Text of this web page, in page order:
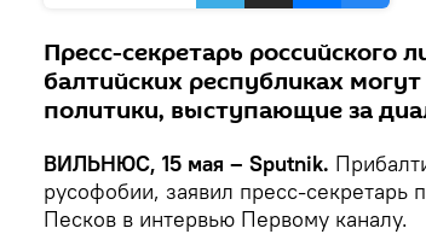
Пресс-секретарь российского
балтийских республиках
политики, выступающие за
ВИЛЬНЮС, 15 мая – Sputnik.
русофобии, заявил пресс-секретарь
Песков в интервью Первому каналу.